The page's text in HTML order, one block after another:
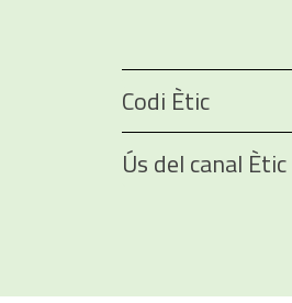
Codi Ètic
Ús del canal Ètic